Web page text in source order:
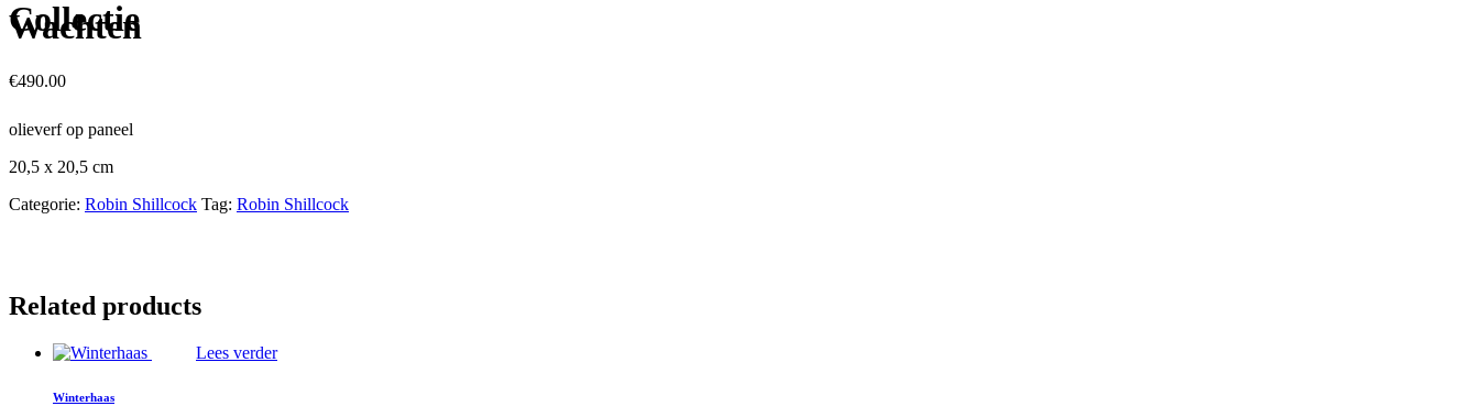
Collectie
Wachten
€490.00
olieverf op paneel
20,5 x 20,5 cm
Categorie: Robin Shillcock Tag: Robin Shillcock
Related products
Lees verder
Winterhaas